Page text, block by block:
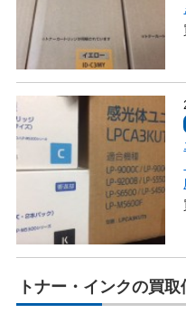
トナー・インクの買